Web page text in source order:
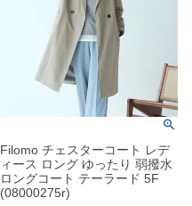
Filomo チェスターコート レデ
ィース ロング ゆったり 弱撥水
ロングコート テーラード 5F
(08000275r)